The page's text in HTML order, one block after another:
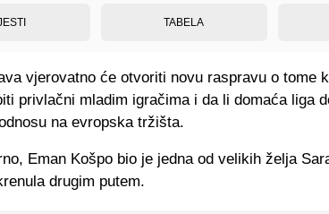
TABELA
vjerovatno će otvoriti novu raspravu o tome
privlačni mladim igračima i da li domaća liga
na evropska tržišta.
Eman Košpo bio je jedna od velikih želja
drugim putem.